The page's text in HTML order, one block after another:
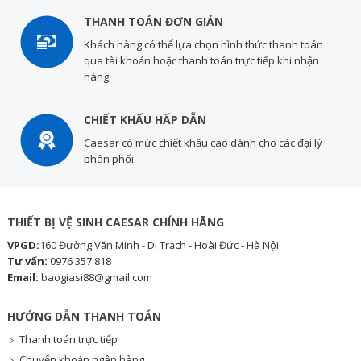
THANH TOÁN ĐƠN GIẢN
Khách hàng có thể lựa chọn hình thức thanh toán
qua tài khoản hoặc thanh toán trực tiếp khi nhận
hàng.
CHIẾT KHẤU HẤP DẪN
Caesar có mức chiết khấu cao dành cho các đại lý
phân phối.
THIẾT BỊ VỆ SINH CAESAR CHÍNH HÃNG
VPGD:160 Đường Văn Minh - Di Trạch - Hoài Đức - Hà Nội
Tư vấn: 0976 357 818
Email: baogiasi88@gmail.com
HƯỚNG DẪN THANH TOÁN
Thanh toán trực tiếp